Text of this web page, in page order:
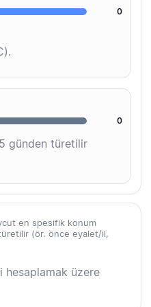
0
0
günden türetilir
en spesifik konum
(ör. önce eyalet/il,
hesaplamak üzere